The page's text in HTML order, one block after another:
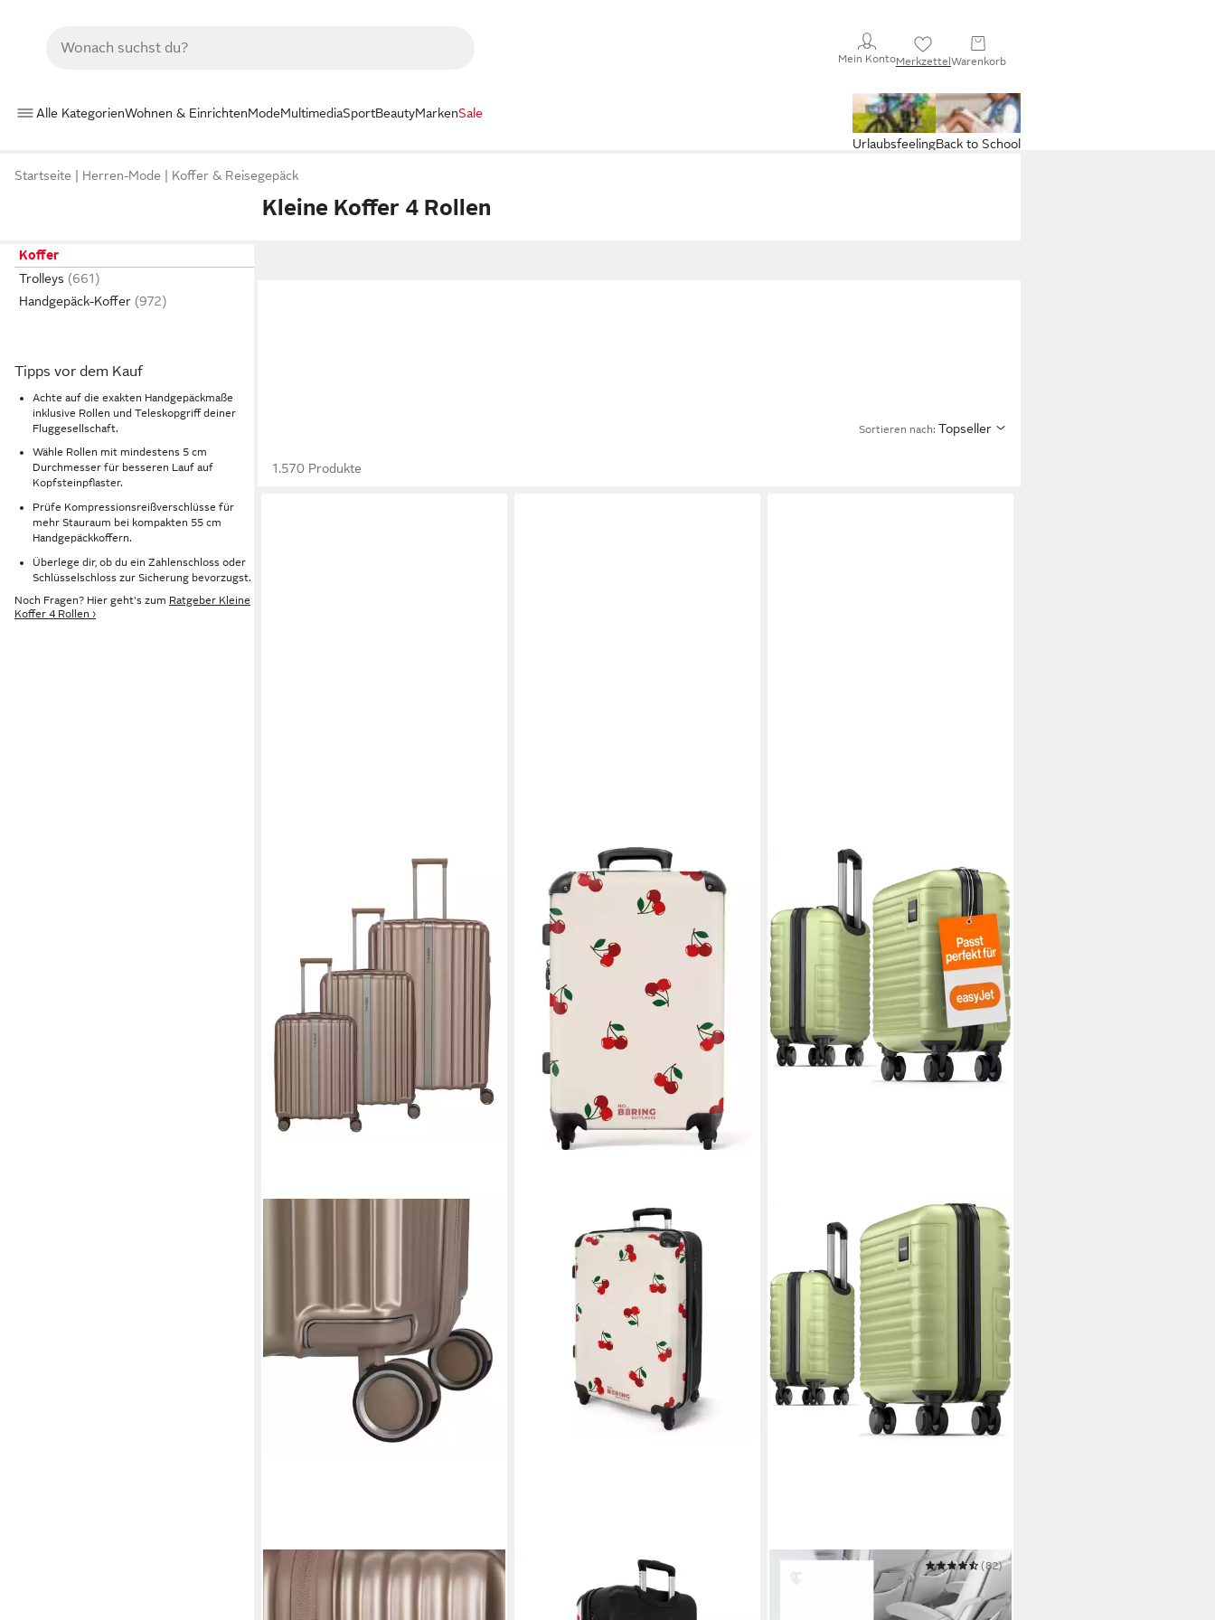
Mein KontoMerkzettelWarenkorb
Alle KategorienWohnen & EinrichtenModeMultimediaSportBeautyMarkenSale
Back to School
Urlaubsfeeling
Startseite Herren-Mode Koffer & Reisegepäck
Kleine Koffer 4 Rollen
Koffer
Trolleys
Handgepäck-Koffer
Tipps vor dem Kauf
Achte auf die exakten Handgepäckmaße
inklusive Rollen und Teleskopgriff deiner
Fluggesellschaft.
Wähle Rollen mit mindestens 5 cm
Durchmesser für besseren Lauf auf
Kopfsteinpflaster.
Prüfe Kompressionsreißverschlüsse für
mehr Stauraum bei kompakten 55 cm
Handgepäckkoffern.
Überlege dir, ob du ein Zahlenschloss oder
Schlüsselschloss zur Sicherung bevorzugst.
Noch Fragen? Hier geht's zum Ratgeber Kleine
Koffer 4 Rollen ›
Sortieren nach: Topseller
1.570 Produkte
TRAVELITE
Trolleyset PAROS 3-teilig
409,85 €
NOBORINGSUITCASES.COM©
Hartschalen-Trolley mit leuchtende
Räder - Beigefarbener Hintergrund
Koffer Polycarbonat Handgepäck
Koffer 45x36x20cm - für Easyjet etc
(82)